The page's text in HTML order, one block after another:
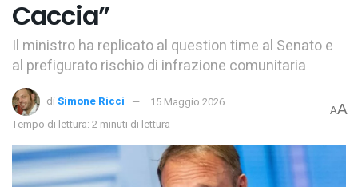
Caccia”
Il ministro ha replicato al question time al Senato e
al prefigurato rischio di infrazione comunitaria
di Simone Ricci
15 Maggio 2026
Tempo di lettura: 2 minuti di lettura
AA